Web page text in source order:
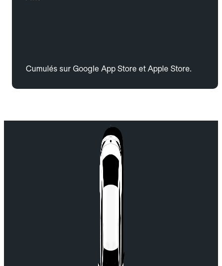
Cumulés sur Google App Store et Apple Store.